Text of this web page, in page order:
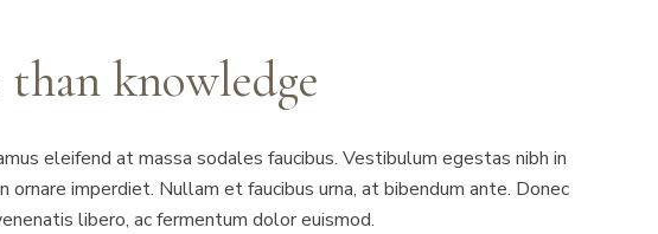
knowledge
eleifend at massa sodales faucibus. Vestibulum egestas nibh in
imperdiet. Nullam et faucibus urna, at bibendum ante. Donec
libero, ac fermentum dolor euismod.